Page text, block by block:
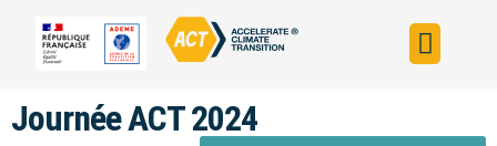
Journée ACT 2024